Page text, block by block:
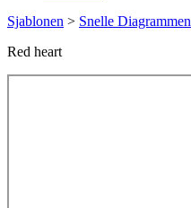
Sjablonen > Snelle Diagrammen
Red heart